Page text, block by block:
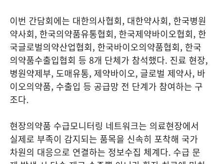
이번 간담회에는 대한의사협회, 대한약사회, 한국병원
약사회, 한국의약품유통협회, 한국제약바이오협회, 한
국글로벌의약산업협회, 한국바이오의약품협회, 한국
의약품수출입협회 등 8개 단체가 참석했다. 진료 현장,
병원약제부, 도매유통, 제약바이오, 글로벌 제약사, 바
이오의약품, 수출입 등 공급망 전 단계가 참여하는 구
조다.
현장의약품 수급모니터링 네트워크는 의료현장에서
실제로 부족이 감지되는 품목을 신속히 포착해 국가
차원의 대응으로 연결하는 정보수집 체계다. 수급 문